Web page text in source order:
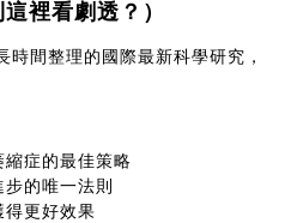
裡看劇透？）
間整理的國際最新科學研究，
縮症的最佳策略
的唯一法則
得更好效果